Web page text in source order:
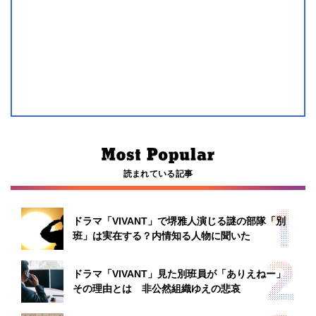
読まれている記事
ドラマ「VIVANT」で堺雅人演じる謎の部隊「別
班」は実在する？内情知る人物に聞いた
ドラマ「VIVANT」見た別班員が「ありえねー」
その理由とは 非公然組織ゆえの悲哀